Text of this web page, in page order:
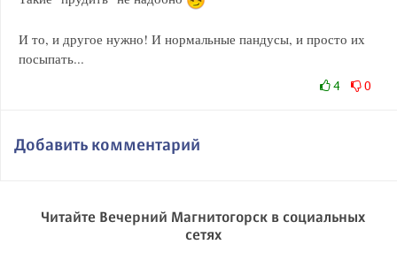
И то, и другое нужно! И нормальные пандусы, и просто их
посыпать...
4 0
Добавить комментарий
Читайте Вечерний Магнитогорск в социальных
сетях